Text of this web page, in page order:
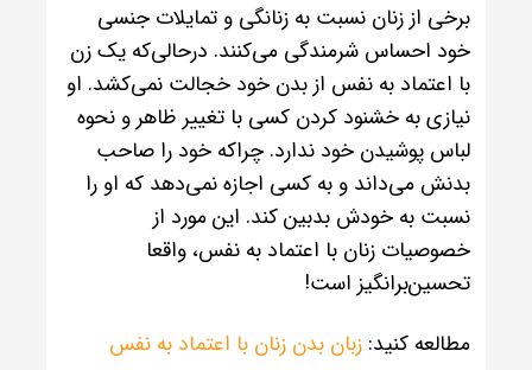
برخی از زنان نسبت به زنانگی و تمایلات جنسی
خود احساس شرمندگی می‌کنند. درحالی‌که یک زن
با اعتماد به نفس از بدن خود خجالت نمی‌کشد. او
نیازی به خشنود کردن کسی با تغییر ظاهر و نحوه
لباس پوشیدن خود ندارد. چراکه خود را صاحب
بدنش می‌داند و به کسی اجازه نمی‌دهد که او را
نسبت به خودش بدبین کند. این مورد از
خصوصیات زنان با اعتماد به نفس، واقعا
تحسین‌برانگیز است!
مطالعه کنید: زبان بدن زنان با اعتماد به نفس